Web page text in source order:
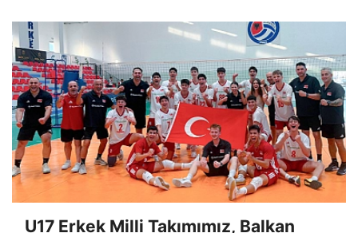
U17 Erkek Milli Takımımız, Balkan